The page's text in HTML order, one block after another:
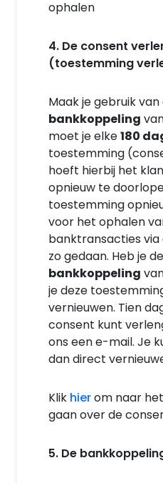
ophalen
4. De consent
(toestemming
Maak je gebruik van
bankkoppeling
moet je elke180
toestemming
hoeft hierbij het
opnieuw te
toestemming
voor het ophalen
banktransacties via
zo gedaan. Heb je de
bankkoppeling
je deze
vernieuwen. Tien
consent kunt
ons een e-mail. Je
dan direct
Klik hierom naar
gaan over de
5. De